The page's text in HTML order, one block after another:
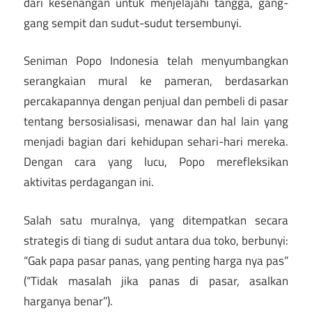
gang sempit dan sudut-sudut tersembunyi.
Seniman Popo Indonesia telah menyumbangkan
serangkaian mural ke pameran, berdasarkan
percakapannya dengan penjual dan pembeli di pasar
tentang bersosialisasi, menawar dan hal lain yang
menjadi bagian dari kehidupan sehari-hari mereka.
Dengan cara yang lucu, Popo merefleksikan
aktivitas perdagangan ini.
Salah satu muralnya, yang ditempatkan secara
strategis di tiang di sudut antara dua toko, berbunyi:
“Gak papa pasar panas, yang penting harga nya pas”
(“Tidak masalah jika panas di pasar, asalkan
harganya benar”).